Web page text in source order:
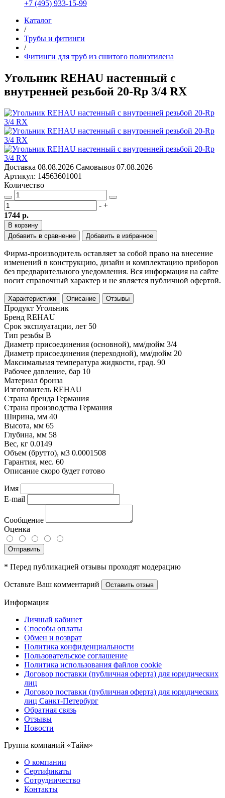
+7 (495) 933-15-99
Каталог
/
Трубы и фитинги
/
Фитинги для труб из сшитого полиэтилена
Угольник REHAU настенный с
внутренней резьбой 20-Rp 3/4 RX
Доставка 08.08.2026 Самовывоз 07.08.2026
Артикул: 14563601001
Количество
- +
1744 р.
В корзину
Добавить в сравнение
Добавить в избранное
Фирма-производитель оставляет за собой право на внесение
изменений в конструкцию, дизайн и комплектацию приборов
без предварительного уведомления. Вся информация на сайте
носит справочный характер и не является публичной офертой.
Характеристики Описание Отзывы
Продукт Угольник
Бренд REHAU
Срок эксплуатации, лет 50
Тип резьбы В
Диаметр присоединения (основной), мм/дюйм 3/4
Диаметр присоединения (переходной), мм/дюйм 20
Максимальная температура жидкости, град. 90
Рабочее давление, бар 10
Материал бронза
Изготовитель REHAU
Страна бренда Германия
Страна производства Германия
Ширина, мм 40
Высота, мм 65
Глубина, мм 58
Вес, кг 0.0149
Объем (брутто), м3 0.0001508
Гарантия, мес. 60
Описание скоро будет готово
Имя
E-mail
Сообщение
Оценка
Отправить
* Перед публикацией отзывы проходят модерацию
Оставьте Ваш комментарий Оставить отзыв
Информация
Личный кабинет
Способы оплаты
Обмен и возврат
Политика конфиденциальности
Пользовательское соглашение
Политика использования файлов cookie
Договор поставки (публичная оферта) для юридических
лиц
Договор поставки (публичная оферта) для юридических
лиц Санкт-Петербург
Обратная связь
Отзывы
Новости
Группа компаний «Тайм»
О компании
Сертификаты
Сотрудничество
Контакты